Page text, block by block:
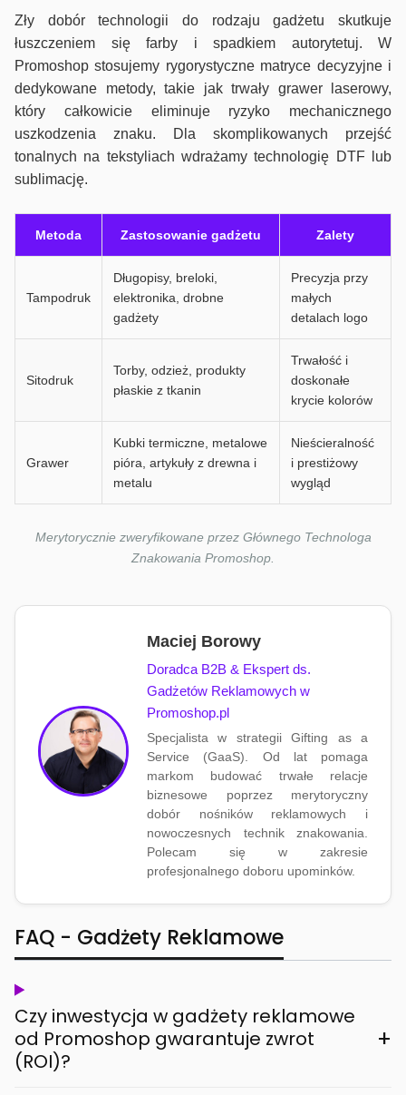
Zły dobór technologii do rodzaju gadżetu skutkuje
łuszczeniem się farby i spadkiem autorytetuj. W
Promoshop stosujemy rygorystyczne matryce decyzyjne i
dedykowane metody, takie jak trwały grawer laserowy,
który całkowicie eliminuje ryzyko mechanicznego
uszkodzenia znaku. Dla skomplikowanych przejść
tonalnych na tekstyliach wdrażamy technologię DTF lub
sublimację.
Metoda Zastosowanie gadżetu Zalety
Tampodruk
Długopisy, breloki,
elektronika, drobne
gadżety
Precyzja przy
małych
detalach logo
Sitodruk
Torby, odzież, produkty
płaskie z tkanin
Trwałość i
doskonałe
krycie kolorów
Grawer
Kubki termiczne, metalowe
pióra, artykuły z drewna i
metalu
Nieścieralność
i prestiżowy
wygląd
Merytorycznie zweryfikowane przez Głównego Technologa
Znakowania Promoshop.
Maciej Borowy
Doradca B2B & Ekspert ds.
Gadżetów Reklamowych w
Promoshop.pl
Specjalista w strategii Gifting as a
Service (GaaS). Od lat pomaga
markom budować trwałe relacje
biznesowe poprzez merytoryczny
dobór nośników reklamowych i
nowoczesnych technik znakowania.
Polecam się w zakresie
profesjonalnego doboru upominków.
FAQ - Gadżety Reklamowe
Czy inwestycja w gadżety reklamowe
od Promoshop gwarantuje zwrot
(ROI)?
+